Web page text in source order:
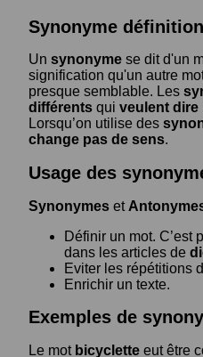
Synonyme définition
Un synonyme se dit d'un
signification qu'un autre
presque semblable. Les
différents qui veulent dire
Lorsqu’on utilise des
change pas de sens.
Usage des
Synonymes et
Définir un mot. C’est
dans les articles de
Eviter les répétitions
Enrichir un texte.
Exemples de
Le mot bicyclette eut être